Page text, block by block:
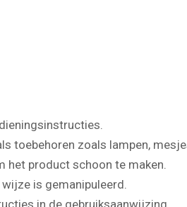
toebehoren zoals lampen,
het product schoon te maken.
is gemanipuleerd.
in de gebruiksaanwijzing.